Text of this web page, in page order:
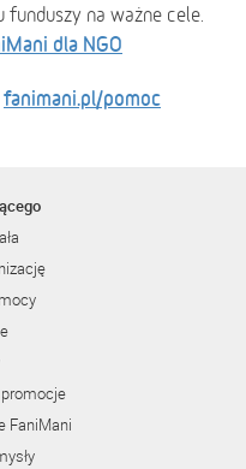
funduszy na ważne cele.
dla NGO
fanimani.pl/pomoc
FaniMani